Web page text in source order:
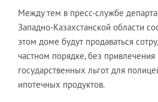
Между тем в пресс-службе
Западно-Казахстанской области
этом доме будут продаваться
частном порядке, без привлечения
государственных льгот для
ипотечных продуктов.